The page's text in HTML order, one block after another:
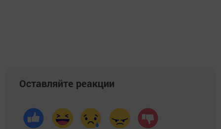
Оставляйте реакции